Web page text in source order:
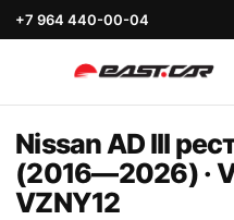
+7 964 440-00-04
Nissan AD III
(2016—2026) ·
VZNY12